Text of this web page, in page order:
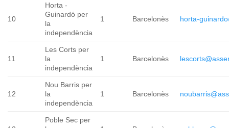
10
Horta -
Guinardó per
la
independència
1 Barcelonès horta-
11
Les Corts per
la
independència
1 Barcelonès
12
Nou Barris per
la
independència
1 Barcelonès
Poble Sec per